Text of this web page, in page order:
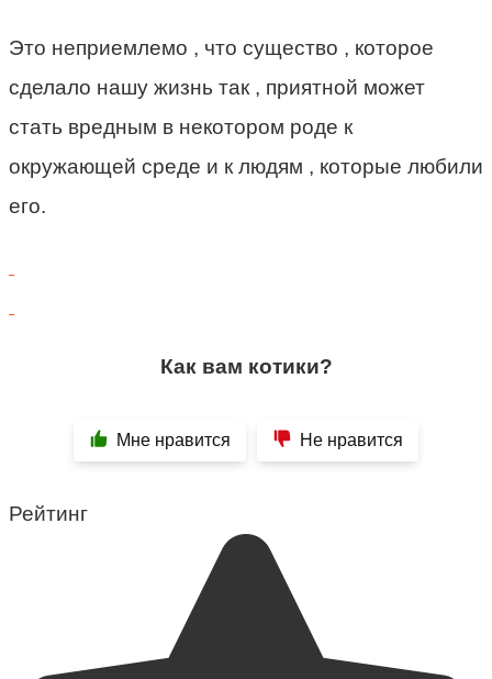
Это неприемлемо , что существо , которое
сделало нашу жизнь так , приятной может
стать вредным в некотором роде к
окружающей среде и к людям , которые любили
его.
Как вам котики?
Мне нравится Не нравится
Рейтинг